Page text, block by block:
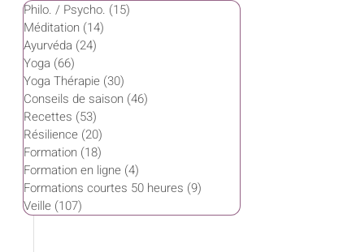
Philo. / Psycho. (15)
Méditation (14)
Ayurvéda (24)
Yoga (66)
Yoga Thérapie (30)
Conseils de saison (46)
Recettes (53)
Résilience (20)
Formation (18)
Formation en ligne (4)
Formations courtes 50 heures (9)
Veille (107)